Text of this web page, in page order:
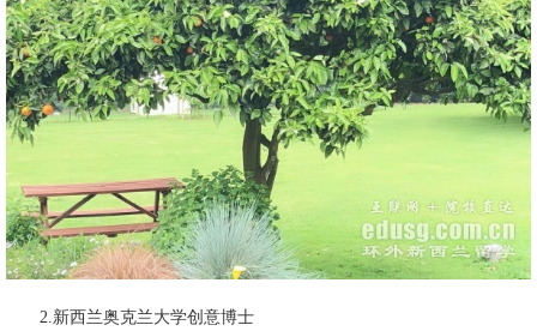
2.新西兰奥克兰大学创意博士